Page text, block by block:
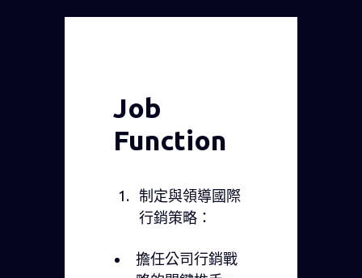
Job
Function
制定與領導國際
行銷策略：
擔任公司行銷戰